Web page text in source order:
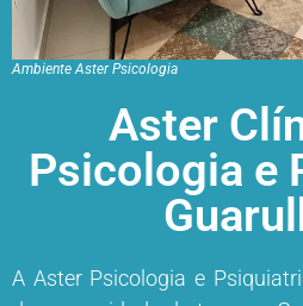
Ambiente Aster Psicologia
Aster
Psicologia e
A Aster Psicologia e